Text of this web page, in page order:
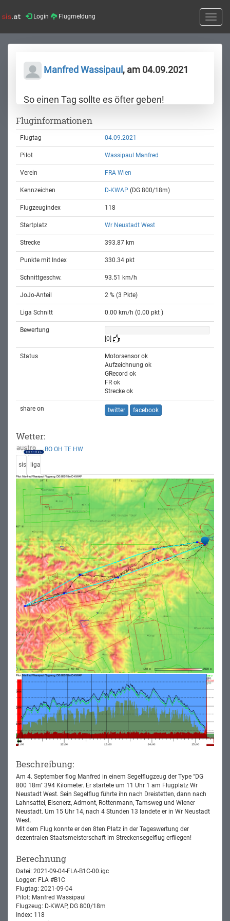
Login Flugmeldung
Toggle
Manfred Wassipaul , am 04.09.2021
So einen Tag sollte es öfter geben!
Fluginformationen
Flugtag 04.09.2021
Pilot Wassipaul Manfred
Verein FRA Wien
Kennzeichen D-KWAP (DG 800/18m)
Flugzeugindex 118
Startplatz Wr Neustadt West
Strecke 393.87 km
Punkte mit Index 330.34 pkt
Schnittgeschw. 93.51 km/h
JoJo-Anteil 2 % (3 Pkte)
Liga Schnitt 0.00 km/h (0.00 pkt )
Bewertung
[0]
Status
Motorsensor ok
Aufzeichnung ok
GRecord ok
FR ok
Strecke ok
share on twitter facebook
Wetter:
BO OH TE HW
sis liga
Beschreibung:
Am 4. September flog Manfred in einem Segelflugzeug der Type "DG
800 18m" 394 Kilometer. Er startete um 11 Uhr 1 am Flugplatz Wr
Neustadt West. Sein Segelflug führte ihn nach Dreistetten, dann nach
Lahnsattel, Eisenerz, Admont, Rottenmann, Tamsweg und Wiener
Neustadt. Um 15 Uhr 14, nach 4 Stunden 13 landete er in Wr Neustadt
West.
Mit dem Flug konnte er den 8ten Platz in der Tageswertung der
dezentralen Staatsmeisterschaft im Streckensegelflug erfliegen!
Berechnung
Datei: 2021-09-04-FLA-B1C-00.igc
Logger: FLA #B1C
Flugtag: 2021-09-04
Pilot: Manfred Wassipaul
Flugzeug: D-KWAP, DG 800/18m
Index: 118